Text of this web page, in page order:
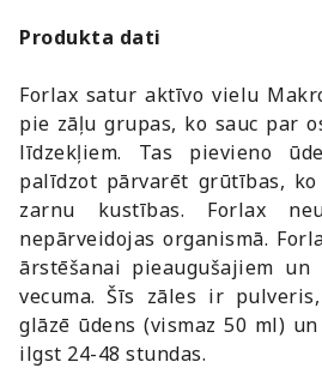
Produkta dati
Forlax satur aktīvo vielu
pie zāļu grupas, ko sauc par
līdzekļiem. Tas pievieno
palīdzot pārvarēt grūtības,
zarnu kustības. Forlax
nepārveidojas organismā.
ārstēšanai pieaugušajiem
vecuma. Šīs zāles ir
glāzē ūdens (vismaz 50 ml)
ilgst 24-48 stundas.